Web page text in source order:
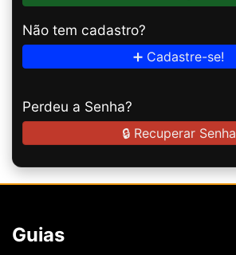
Não tem cadastro?
➕ Cadastre-se!
Perdeu a Senha?
🔒 Recuperar Senha
Guias